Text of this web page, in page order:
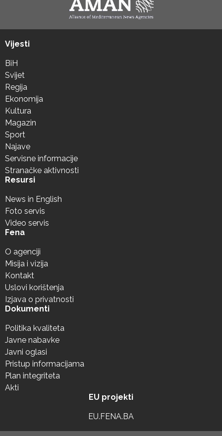
Vijesti
BiH
Svijet
Regija
Ekonomija
Kultura
Magazin
Sport
Najave
Servisne informacije
Stranačke aktivnosti
Resursi
News in English
Foto servis
Video servis
Fena
O agenciji
Misija i vizija
Kontakt
Uslovi korištenja
Izjava o privatnosti
Dokumenti
Politika kvaliteta
Javne nabavke
Javni oglasi
Pristup informacijama
Plan integriteta
Akti
EU projekti
EU.FENA.BA